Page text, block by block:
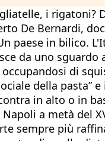
i rigatoni?
De Bernardi,
paese in bilico.
da uno
di
della pasta”
in alto o in
a metà del
sempre più